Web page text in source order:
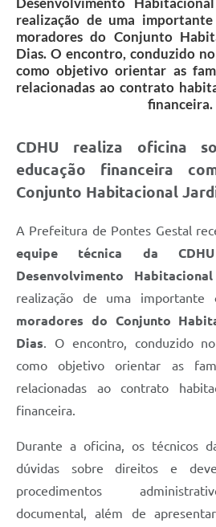
realização de uma
moradores do Conjunto
Dias. O encontro, conduzido
como objetivo orientar as
relacionadas ao contrato
financeira.
CDHU realiza oficina
educação financeira
Conjunto Habitacional
A Prefeitura de Pontes Gestal
equipe técnica da
Desenvolvimento
realização de uma importante
moradores do Conjunto
Dias . O encontro, conduzido
como objetivo orientar as
relacionadas ao contrato
financeira.
Durante a oficina, os técnicos
dúvidas sobre direitos e
procedimentos
documental, além de